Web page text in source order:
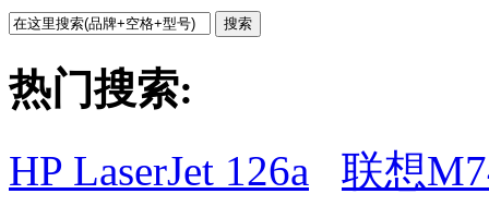
搜索
热门搜索:
HP LaserJet 126a
联想